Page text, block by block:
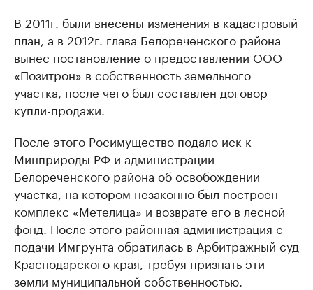
В 2011г. были внесены изменения в кадастровый
план, а в 2012г. глава Белореченского района
вынес постановление о предоставлении ООО
«Позитрон» в собственность земельного
участка, после чего был составлен договор
купли-продажи.
После этого Росимущество подало иск к
Минприроды РФ и администрации
Белореченского района об освобождении
участка, на котором незаконно был построен
комплекс «Метелица» и возврате его в лесной
фонд. После этого районная администрация с
подачи Имгрунта обратилась в Арбитражный суд
Краснодарского края, требуя признать эти
земли муниципальной собственностью.